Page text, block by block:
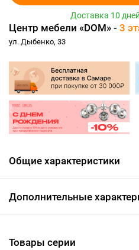
Доставка 10 дней
Центр мебели «DOM» - 3
ул. Дыбенко, 33
Общие характеристики
Дополнительные
Товары серии